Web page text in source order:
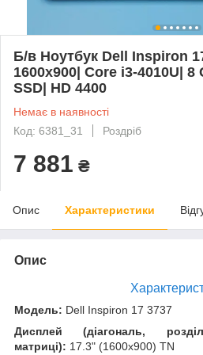
Б/в Ноутбук Dell Inspiron
1600x900| Core i3-4010U| 8
SSD| HD 4400
Немає в наявності
Код: 6381_31
Роздріб
7 881 ₴
Опис Характеристики
Опис
Модель: Dell Inspiron 17 3737
Дисплей (діагональ,
матриці): 17.3" (1600x900) TN